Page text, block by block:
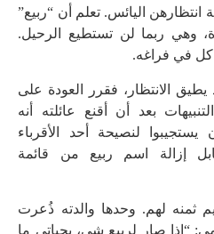
اليائس. تعلم أن “ربيع”
وهي ربما لن تستطيع الرحيل.
كل في فراغه.
الانتظار، فقرر العودة على
بعد أن أقنع عائلته أنه
لنصيحة أحد الأقرباء
إزالة اسم ربيع من قائمة
ثمنه لهم. وحدها والدته ذُعرت
“إذا صار لربيع شي، بحياتي ما